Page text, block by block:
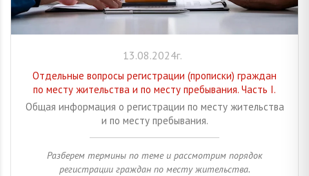
13.08.2024г.
Отдельные вопросы регистрации (прописки) граждан
по месту жительства и по месту пребывания. Часть I.
Общая информация о регистрации по месту жительства
и по месту пребывания.
Разберем термины по теме и рассмотрим порядок
регистрации граждан по месту жительства.